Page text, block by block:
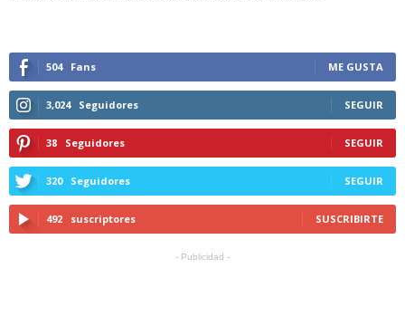
504 Fans ME GUSTA
3,024 Seguidores SEGUIR
38 Seguidores SEGUIR
320 Seguidores SEGUIR
492 suscriptores SUSCRIBIRTE
- Publicidad -